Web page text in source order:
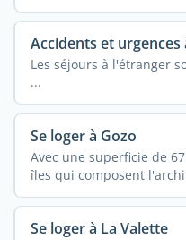
Accidents et urgences
Les séjours à l'étranger
...
Se loger à Gozo
Avec une superficie de
îles qui composent
Se loger à La Valette